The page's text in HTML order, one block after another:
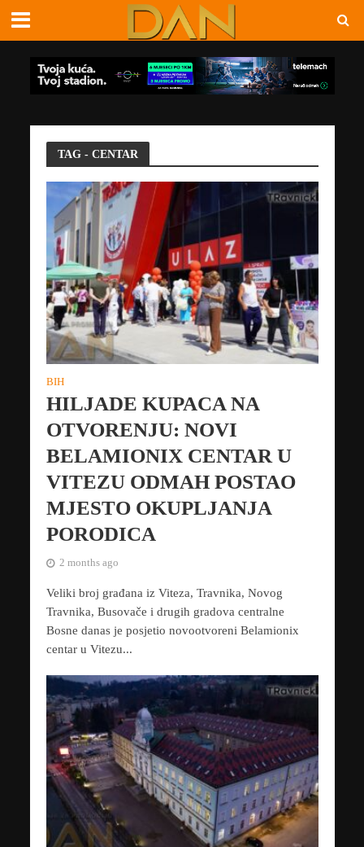
TAG - CENTAR
BIH
HILJADE KUPACA NA
OTVORENJU: NOVI
BELAMIONIX CENTAR U
VITEZU ODMAH POSTAO
MJESTO OKUPLJANJA
PORODICA
2 months ago
Veliki broj građana iz Viteza, Travnika, Novog
Travnika, Busovače i drugih gradova centralne
Bosne danas je posjetio novootvoreni Belamionix
centar u Vitezu...